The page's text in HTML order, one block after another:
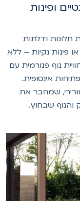
ופינות
ודלתות
נקיות – ללא
נוף פנורמית עם
אינסופית.
שמחבר את
שבחוץ.